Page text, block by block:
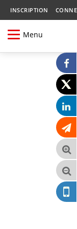
INSCRIPTION
Menu